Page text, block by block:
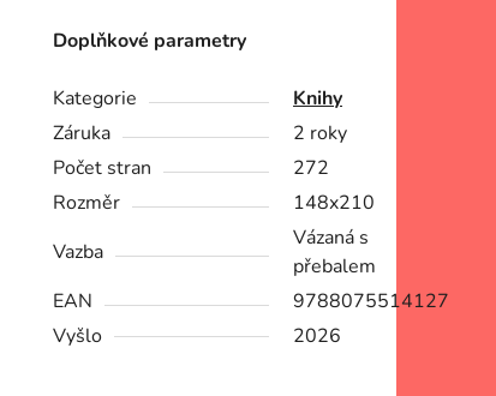
Doplňkové parametry
Kategorie
Knihy
Záruka
2 roky
Počet stran
272
Rozměr
148x210
Vazba
Vázaná s
přebalem
EAN
9788075514127
Vyšlo
2026